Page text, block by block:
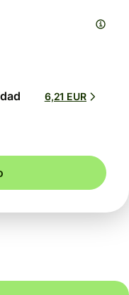
6,21 EUR